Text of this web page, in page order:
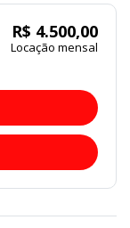
R$ 4.500,00
Locação mensal